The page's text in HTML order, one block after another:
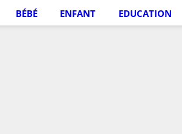
BÉBÉ ENFANT EDUCATION